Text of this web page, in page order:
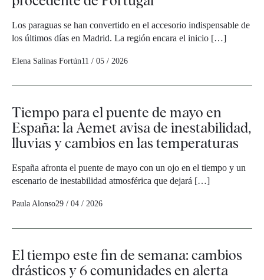
Los paraguas se han convertido en el accesorio indispensable de
los últimos días en Madrid. La región encara el inicio […]
Elena Salinas Fortún11 / 05 / 2026
Tiempo para el puente de mayo en
España: la Aemet avisa de inestabilidad,
lluvias y cambios en las temperaturas
España afronta el puente de mayo con un ojo en el tiempo y un
escenario de inestabilidad atmosférica que dejará […]
Paula Alonso29 / 04 / 2026
El tiempo este fin de semana: cambios
drásticos y 6 comunidades en alerta